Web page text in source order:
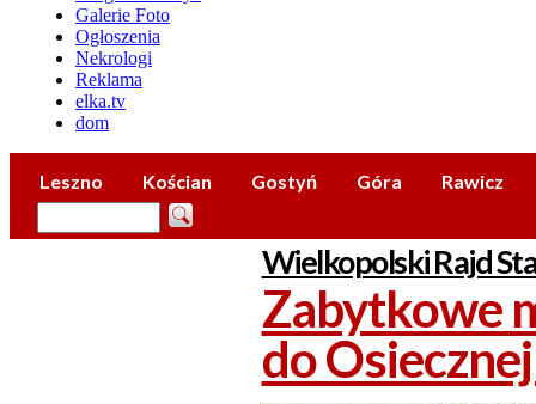
Galerie Foto
Ogłoszenia
Nekrologi
Reklama
elka.tv
dom
Leszno Kościan Gostyń Góra Rawicz
Wielkopolski Rajd
Zabytkowe
do